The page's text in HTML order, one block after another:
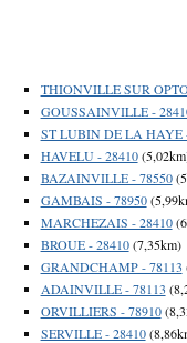
THIONVILLE SUR
GOUSSAINVILLE -
ST LUBIN DE LA HAYE
HAVELU - 28410
BAZAINVILLE - 78550
GAMBAIS - 78950
MARCHEZAIS - 28410
BROUE - 28410(7,35km)
GRANDCHAMP - 78113
ADAINVILLE - 78113
ORVILLIERS - 78910
SERVILLE - 28410